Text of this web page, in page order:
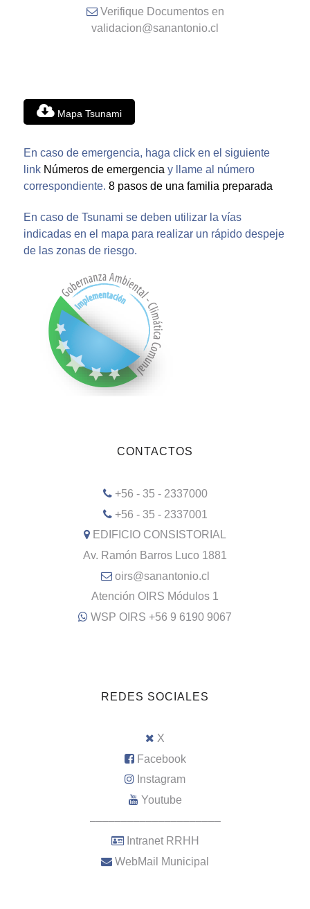
Verifique Documentos en
validacion@sanantonio.cl
Mapa Tsunami
En caso de emergencia, haga click en el siguiente
link Números de emergencia y llame al número
correspondiente. 8 pasos de una familia preparada
En caso de Tsunami se deben utilizar la vías
indicadas en el mapa para realizar un rápido despeje
de las zonas de riesgo.
CONTACTOS
+56 - 35 - 2337000
+56 - 35 - 2337001
EDIFICIO CONSISTORIAL
Av. Ramón Barros Luco 1881
oirs@sanantonio.cl
Atención OIRS Módulos 1
WSP OIRS +56 9 6190 9067
REDES SOCIALES
X
Facebook
Instagram
Youtube
–––––––––––––––––––––
Intranet RRHH
WebMail Municipal